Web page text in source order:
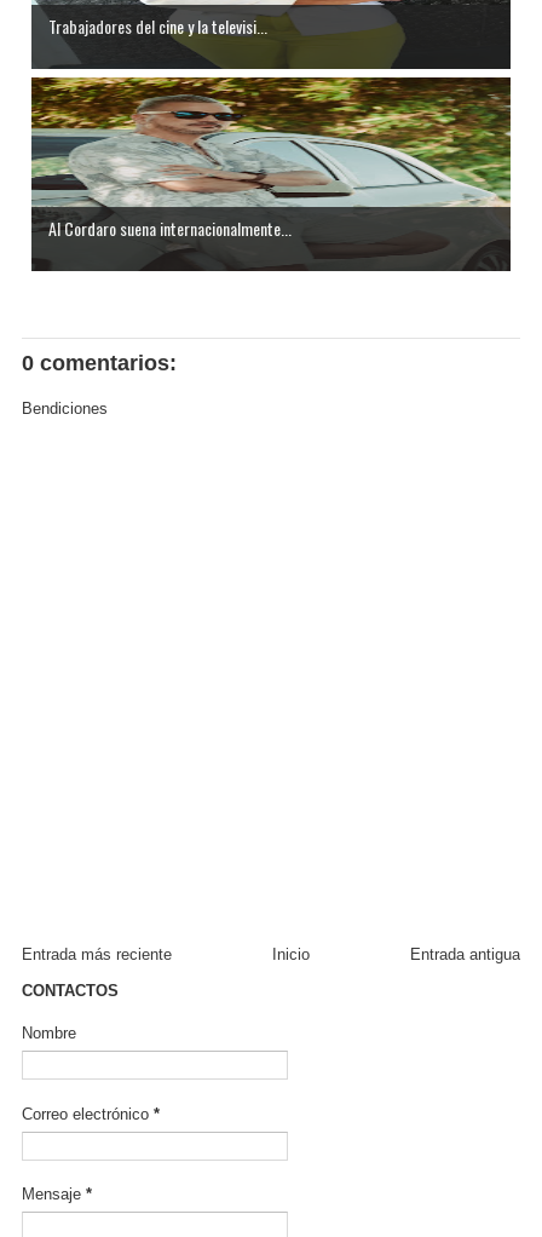
Trabajadores del cine y la televisi...
Al Cordaro suena internacionalmente...
0 comentarios:
Bendiciones
Entrada más reciente Entrada antigua
Inicio
CONTACTOS
Nombre
Correo electrónico *
Mensaje *